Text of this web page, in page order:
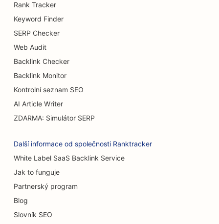
SEO pro služby zvětšení prsou
SEO pro bufetové restaurace
SEO pro Burger Trucks
SEO pro popáleninové chirurgy
SEO pro cukrárny
SEO pro restaurace s příležitostným stravováním
SEO pro prodejny koberců a podlahových krytin
SEO pro myčky aut
SEO pro chiropraktiky
Rank Tracker
Keyword Finder
SERP Checker
Web Audit
Backlink Checker
Backlink Monitor
Kontrolní seznam SEO
AI Article Writer
ZDARMA: Simulátor SERP
Další informace od společnosti Ranktracker
White Label SaaS Backlink Service
Jak to funguje
Partnerský program
Blog
Slovník SEO